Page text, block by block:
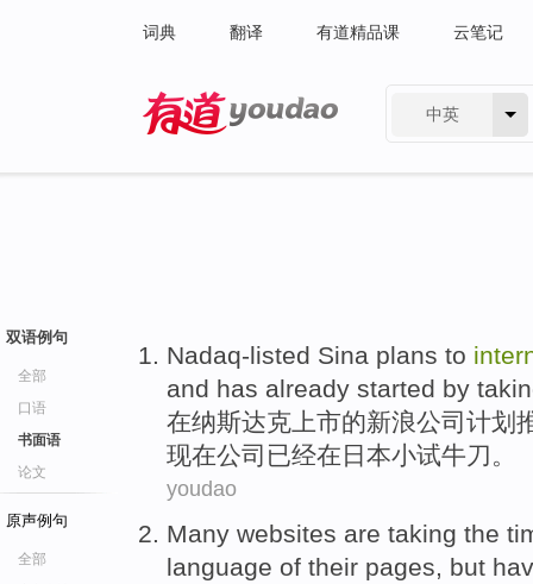
词典 翻译 有道精品课 云笔记
中英
双语例句
全部
口语
书面语
论文
原声例句
全部
Nadaq-listed Sina plans to
and has already started by
在纳斯达克 上市的新浪公司 计划
现在公司 已经在 日本小试牛刀。
youdao
Many websites are taking the
language of their pages, but